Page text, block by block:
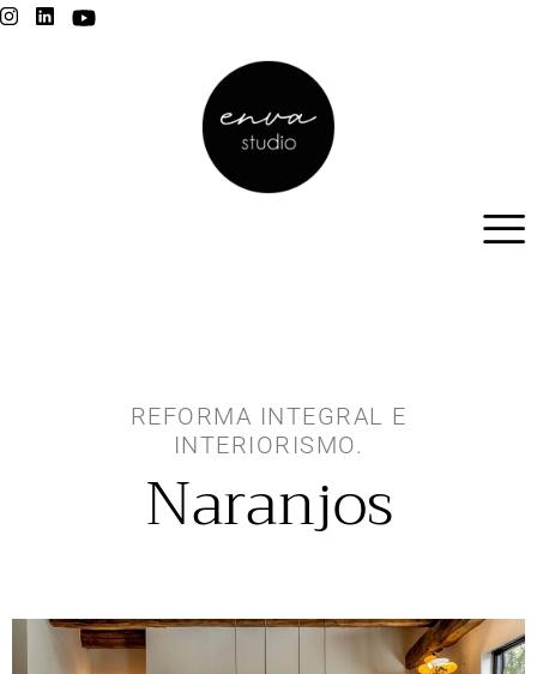
REFORMA INTEGRAL E
INTERIORISMO.
Naranjos